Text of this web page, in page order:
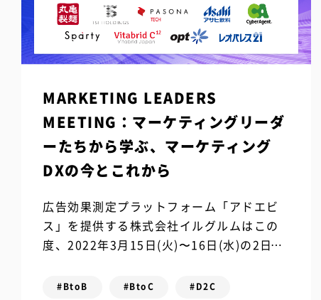
MARKETING LEADERS
MEETING：マーケティングリーダ
ーたちから学ぶ、マーケティング
DXの今とこれから
広告効果測定プラットフォーム「アドエビ
ス」を提供する株式会社イルグルムはこの
度、2022年3月15日(火)〜16日(水)の2日間
「MARKETING LEADERS MEE...
#BtoB #BtoC #D2C